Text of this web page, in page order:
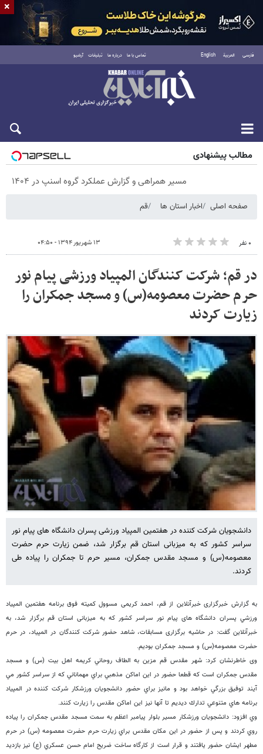
فارسی العربية English تماس با ما درباره ما تبلیغات آرشیو
پنجشنبه ۱۵ مرداد ۱۴۰۵
مطالب پیشنهادی
مسیر همراهی و گزارش عملکرد گروه اسنپ در ۱۴۰۴
صفحه اصلی اخبار استان ها قم
۰ نفر ۱۳ شهریور ۱۳۹۴ - ۰۴:۵۰
در قم؛ شرکت کنندگان المپیاد ورزشی پیام نور
حرم حضرت معصومه(س) و مسجد جمکران را
زیارت کردند
دانشجویان شرکت کننده در هفتمین المپیاد ورزشی پسران دانشگاه های پیام نور
سراسر کشور که به میزبانی استان قم برگزار شد، ضمن زیارت حرم حضرت
معصومه(س) و مسجد مقدس جمکران، مسیر حرم تا جمکران را پیاده طی
کردند.
به گزارش خبرگزاری خبرآنلاین از قم، احمد کریمی مسوول كميته فوق برنامه هفتمین المپياد
ورزشي پسران دانشگاه های پيام نور سراسر كشور که به میزبانی استان قم برگزار شد، به
خبرآنلاین گفت: در حاشیه برگزاری مسابقات، شاهد حضور شرکت کنندگان در المپیاد، در حرم
حضرت معصومه(س) و مسجد جمکران بودیم.
وی خاطرنشان کرد: شهر مقدس قم مزين به الطاف روحاني كريمه اهل بيت (س) و مسجد
مقدس جمكران است كه قطعا حضور در اين اماكن مذهبي براي مهماناني كه از سراسر كشور مي
آيند توفيق بزرگي خواهد بود و مانيز براي حضور دانشجويان ورزشكار شركت كننده در المپياد
برنامه هاي متنوعي تدارك ديديم تا آنها نيز اين اماكن مقدس را زيارت كنند.
وي افزود: دانشجويان ورزشكار مسير بلوار پيامبر اعظم به سمت مسجد مقدس جمكران را پياده
روي كردند و پس از حضور در اين مكان مقدس براي زيارت حرم حضرت معصومه (س) در حرم
مطهر ايشان حضور يافتند و قرار است از كارگاه ساخت ضريح امام حسن عسكري (ع) نيز بازديد
×